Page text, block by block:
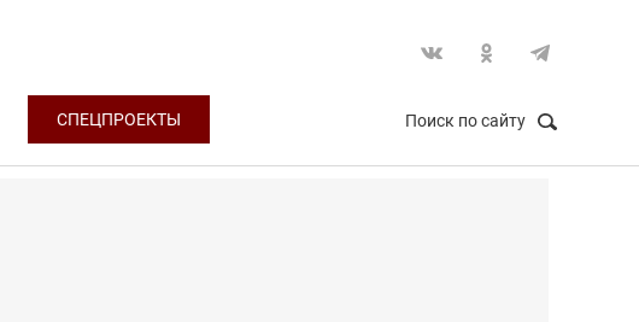
СПЕЦПРОЕКТЫ Поиск по сайту